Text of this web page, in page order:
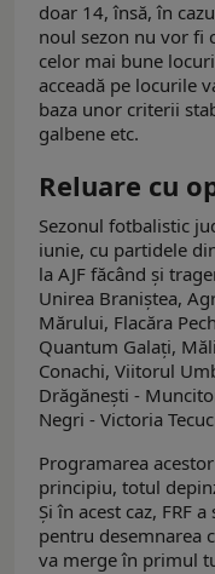
doar 14, însă, în
noul sezon nu vor fi
celor mai bune
acceadă pe locurile
baza unor criterii
galbene etc.
Reluare cu
Sezonul fotbalistic
iunie, cu partidele
la AJF făcând şi
Unirea Braniştea,
Mărului, Flacăra
Quantum Galaţi,
Conachi, Viitorul
Drăgăneşti -
Negri - Victoria
Programarea
principiu, totul
Şi în acest caz, FRF
pentru desemnarea
va merge în primul